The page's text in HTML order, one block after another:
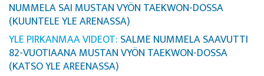
NUMMELA SAI MUSTAN VYÖN TAEKWON-DOSSA
(KUUNTELE YLE ARENASSA)
YLE PIRKANMAA VIDEOT: SALME NUMMELA SAAVUTTI
82-VUOTIAANA MUSTAN VYÖN TAEKWON-DOSSA
(KATSO YLE AREENASSA)